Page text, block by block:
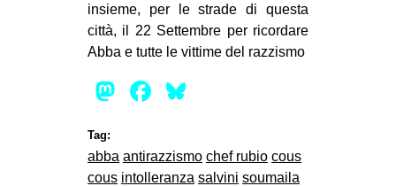
insieme, per le strade di questa
città, il 22 Settembre per ricordare
Abba e tutte le vittime del razzismo
Mastodon
Facebook
Tag:
abba antirazzismo chef rubio cous
cous intolleranza salvini soumaila